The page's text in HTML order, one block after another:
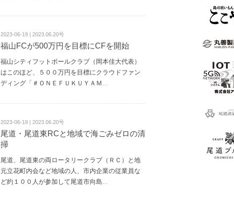
2023-06-19 | 2023.06.20号
福山FCが500万円を目標にCFを開始
福山シティフットボールクラブ（岡本佳大代表）
はこのほど、５００万円を目標にクラウドファン
ディング「＃ＯＮＥＦＵＫＵＹＡＭ ...
2023-06-19 | 2023.06.20号
尾道・尾道東RCと地域で海ごみゼロの清
掃
尾道、尾道東の両ロータリークラブ（ＲＣ）と地
元立花町内会など地域の人、市内企業の従業員な
ど約１００人が参加して尾道市向島...